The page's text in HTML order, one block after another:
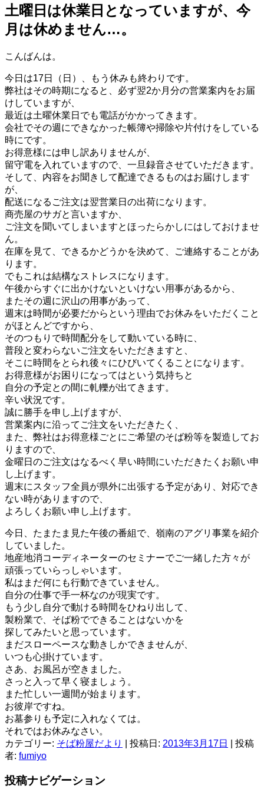
土曜日は休業日となっていますが、今
月は休めません…。
こんばんは。
今日は17日（日）、もう休みも終わりです。
弊社はその時期になると、必ず翌2か月分の営業案内をお届
けしていますが、
最近は土曜休業日でも電話がかかってきます。
会社でその週にできなかった帳簿や掃除や片付けをしている
時にです。
お得意様には申し訳ありませんが、
留守電を入れていますので、一旦録音させていただきます。
そして、内容をお聞きして配達できるものはお届けします
が、
配送になるご注文は翌営業日の出荷になります。
商売屋のサガと言いますか、
ご注文を聞いてしまいますとほったらかしにはしておけませ
ん。
在庫を見て、できるかどうかを決めて、ご連絡することがあ
ります。
でもこれは結構なストレスになります。
午後からすぐに出かけないといけない用事があるから、
またその週に沢山の用事があって、
週末は時間が必要だからという理由でお休みをいただくこと
がほとんどですから、
そのつもりで時間配分をして動いている時に、
普段と変わらないご注文をいただきますと、
そこに時間をとられ後々にひびいてくることになります。
お得意様がお困りになってはという気持ちと
自分の予定との間に軋轢が出てきます。
辛い状況です。
誠に勝手を申し上げますが、
営業案内に沿ってご注文をいただきたく、
また、弊社はお得意様ごとにご希望のそば粉等を製造してお
りますので、
金曜日のご注文はなるべく早い時間にいただきたくお願い申
し上げます。
週末にスタッフ全員が県外に出張する予定があり、対応でき
ない時がありますので、
よろしくお願い申し上げます。
今日、たまたま見た午後の番組で、嶺南のアグリ事業を紹介
していました。
地産地消コーディネーターのセミナーでご一緒した方々が
頑張っていらっしゃいます。
私はまだ何にも行動できていません。
自分の仕事で手一杯なのが現実です。
もう少し自分で動ける時間をひねり出して、
製粉業で、そば粉でできることはないかを
探してみたいと思っています。
まだスローペースな動きしかできませんが、
いつも心掛けています。
さあ、お風呂が空きました。
さっと入って早く寝ましょう。
また忙しい一週間が始まります。
お彼岸ですね。
お墓参りも予定に入れなくては。
それではお休みなさい。
カテゴリー: そば粉屋だより | 投稿日: 2013年3月17日
投稿
者: fumiyo
投稿ナビゲーション